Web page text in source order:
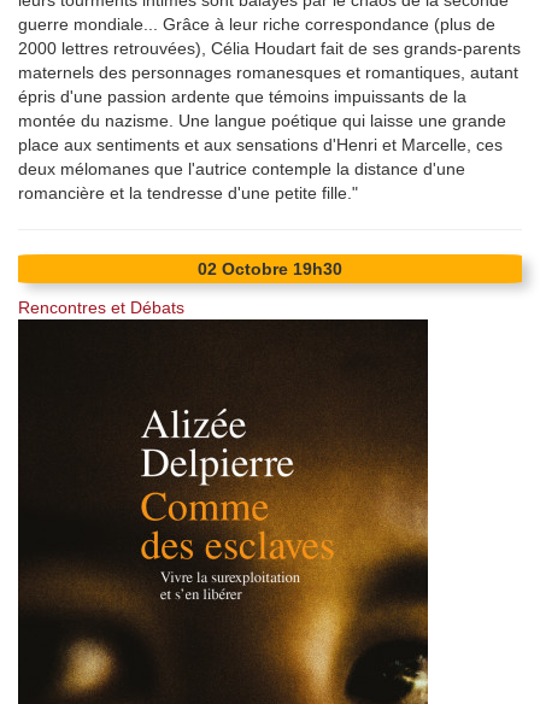
guerre mondiale... Grâce à leur riche correspondance (plus de
2000 lettres retrouvées), Célia Houdart fait de ses grands-parents
maternels des personnages romanesques et romantiques, autant
épris d'une passion ardente que témoins impuissants de la
montée du nazisme. Une langue poétique qui laisse une grande
place aux sentiments et aux sensations d'Henri et Marcelle, ces
deux mélomanes que l'autrice contemple la distance d'une
romancière et la tendresse d'une petite fille."
02 Octobre 19h30
Rencontres et Débats